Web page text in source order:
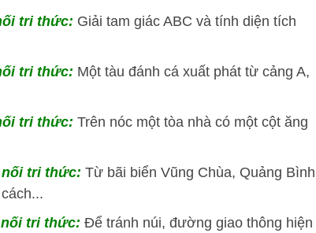
tri thức: Giải tam giác ABC và tính diện tích
tri thức: Một tàu đánh cá xuất phát từ cảng A,
tri thức: Trên nóc một tòa nhà có một cột ăng
nối tri thức: Từ bãi biển Vũng Chùa, Quảng Bình
nối tri thức: Để tránh núi, đường giao thông hiện